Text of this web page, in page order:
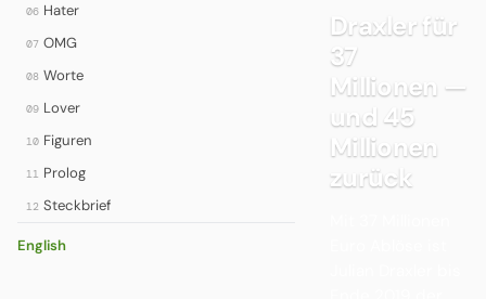
06 Hater
07 OMG
08 Worte
09 Lover
10 Figuren
11 Prolog
12 Steckbrief
English
Draxler für
37
Millionen —
und 45
Millionen
zurück